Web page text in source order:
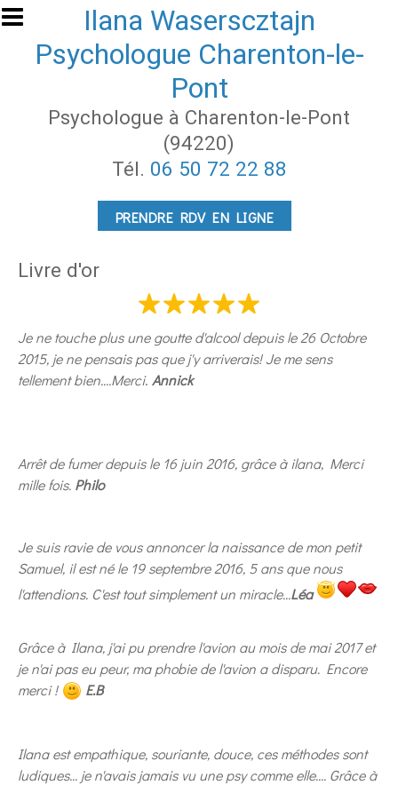
Aller au contenu principalIlana Waserscztajn
Psychologue Charenton-le-
Pont
Psychologue à Charenton-le-Pont
(94220)
Tél. 06 50 72 22 88
PRENDRE RDV EN LIGNE
Livre d'or
Je ne touche plus une goutte d'alcool depuis le 26 Octobre
2015, je ne pensais pas que j'y arriverais! Je me sens
tellement bien....Merci. Annick
Arrêt de fumer depuis le 16 juin 2016, grâce à ilana, Merci
mille fois. Philo
Je suis ravie de vous annoncer la naissance de mon petit
Samuel, il est né le 19 septembre 2016, 5 ans que nous
l'attendions. C'est tout simplement un miracle...Léa
Grâce à Ilana, j'ai pu prendre l'avion au mois de mai 2017 et
je n'ai pas eu peur, ma phobie de l'avion a disparu. Encore
merci !
E.B
Ilana est empathique, souriante, douce, ces méthodes sont
ludiques... je n'avais jamais vu une psy comme elle.... Grâce à